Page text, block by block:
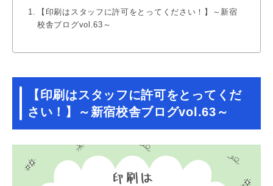
【印刷はスタッフに許可をとってください！】～新宿
校舎ブログvol.63～
【印刷はスタッフに許可をとってくだ
さい！】～新宿校舎ブログvol.63～